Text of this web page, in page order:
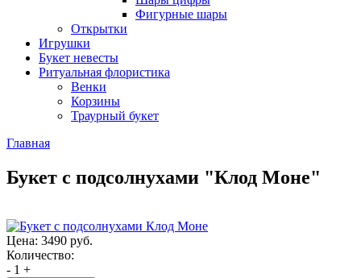
Фигурные шары
Открытки
Игрушки
Букет невесты
Ритуальная флористика
Венки
Корзины
Траурный букет
Главная
Букет с подсолнухами "Клод Моне"
Цена: 3490 руб.
Количество:
- 1 +